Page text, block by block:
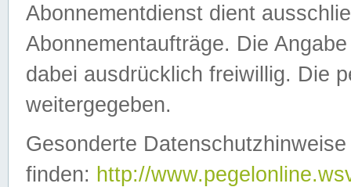
Abonnementdienst dient
Abonnementaufträge. Die
dabei ausdrücklich freiwillig. Die
weitergegeben.
Gesonderte
finden: http://